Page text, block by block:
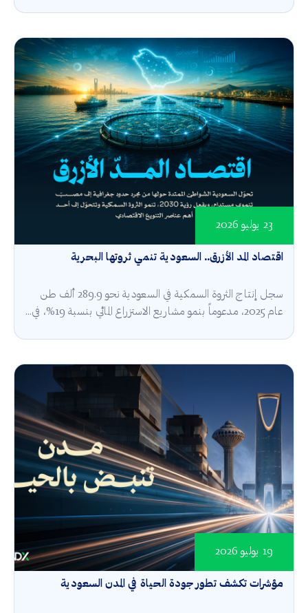
اقتصاد المد الأزرق.. السعودية تنمي ثروتها البحرية
23 يوليو 2026
سجل إنتاج الثروة السمكية في السعودية نحو 289.9 ألف طن
عام 2025، مدعوماً بنمو مشاريع الاستزراع المائي بنسبة 19%، في...
مؤشرات تكشف تطور جودة الحياة في المدن السعودية
19 يوليو 2026